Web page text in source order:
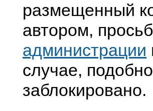
размещенный
автором,
администрации
случае,
заблокировано.